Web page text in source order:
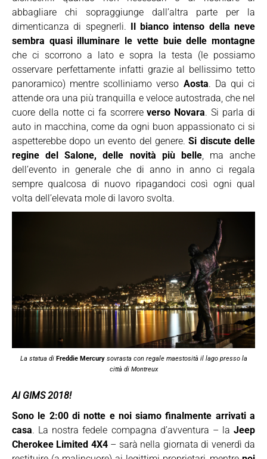
abbagliare chi sopraggiunge dall’altra parte per la
dimenticanza di spegnerli. Il bianco intenso della neve
sembra quasi illuminare le vette buie delle montagne
che ci scorrono a lato e sopra la testa (le possiamo
osservare perfettamente infatti grazie al bellissimo tetto
panoramico) mentre scolliniamo verso Aosta. Da qui ci
attende ora una più tranquilla e veloce autostrada, che nel
cuore della notte ci fa scorrereverso Novara. Si parla di
auto in macchina, come da ogni buon appassionato ci si
aspetterebbe dopo un evento del genere.Si discute delle
regine del Salone, delle novità più belle, ma anche
dell’evento in generale che di anno in anno ci regala
sempre qualcosa di nuovo ripagandoci così ogni qual
volta dell’elevata mole di lavoro svolta.
La statua di Freddie Mercurysovrasta con regale maestosità il lago presso la
città di Montreux
Al GIMS 2018!
Sono le 2:00 di notte e noi siamo finalmente arrivati a
casa. La nostra fedele compagna d’avventura – la Jeep
Cherokee Limited 4X4– sarà nella giornata di venerdì da